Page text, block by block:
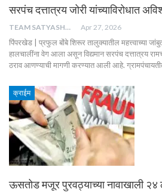
सरपंच दत्तात्रय जोरी यांच्याविरोधात
TEAM SATYASHODH Apr 27, 2026
पिंपरखेड | प्रफुल बोंबे शिरूर तालुक्यातील महत्त्वाच्या
हालचालींना वेग आला असून विद्यमान सरपंच दत्तात्रय
ठराव आणण्याची मागणी करण्यात आली आहे.
क्राईम
ऊसतोड मजूर पुरवठ्याच्या नावाखाली